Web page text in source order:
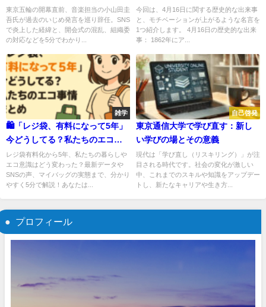
件”を振り返る🎌🔥
東京五輪の開幕直前、音楽担当の小山田圭
吾氏が過去のいじめ発言を巡り辞任。SNS
で炎上した経緯と、開会式の混乱、組織委
の対応などを5分でわかり...
今回は、4月16日に関する歴史的な出来事
と、モチベーションが上がるような名言を
1つ紹介します。 4月16日の歴史的な出来
事： 1862年にア...
雑学
🛍️「レジ袋、有料になって5年」
今どうしてる？私たちのエコ事
情まとめ！
レジ袋有料化から5年、私たちの暮らしや
エコ意識はどう変わった？最新データや
SNSの声、マイバッグの実態まで、分かり
やすく5分で解説！あなたは...
自己啓発
東京通信大学で学び直す：新し
い学びの場とその意義
現代は「学び直し（リスキリング）」が注
目される時代です。社会の変化が激しい
中、これまでのスキルや知識をアップデー
トし、新たなキャリアや生き方...
プロフィール